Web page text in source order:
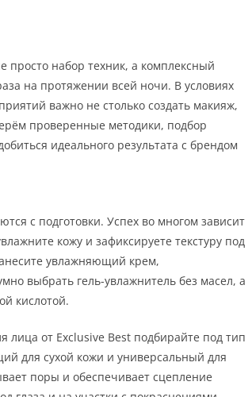
просто набор техник, а комплексный
на протяжении всей ночи. В условиях
важно не столько создать макияж,
проверенные методики, подбор
идеального результата с брендом
с подготовки. Успех во многом зависит
кожу и зафиксируете текстуру под
увлажняющий крем,
выбрать гель-увлажнитель без масел, а
кислотой.
от Exclusive Best подбирайте под тип
для сухой кожи и универсальный для
поры и обеспечивает сцепление